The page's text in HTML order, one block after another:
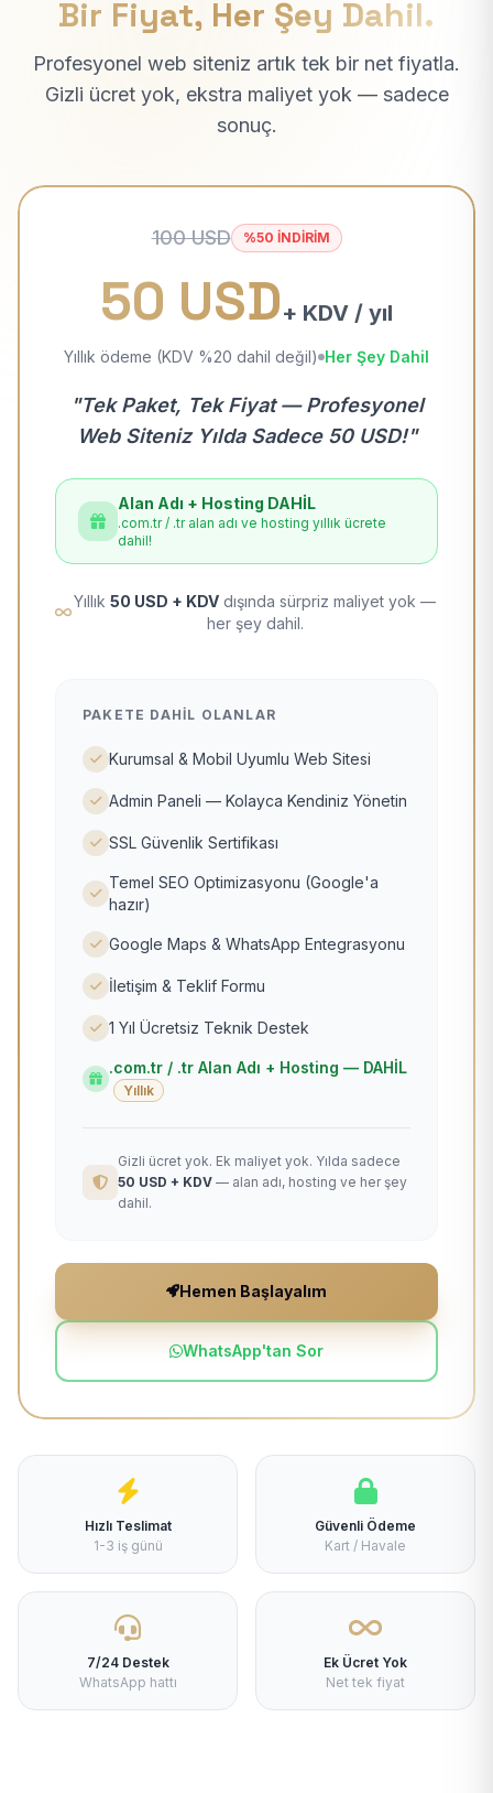
Bir Fiyat, Her Şey Dahil.
Profesyonel web siteniz artık tek bir net fiyatla.
Gizli ücret yok, ekstra maliyet yok — sadece
sonuç.
100 USD %50 İNDİRİM
50 USD+ KDV / yıl
Yıllık ödeme (KDV %20 dahil değil) Her Şey Dahil
"Tek Paket, Tek Fiyat — Profesyonel
Web Siteniz Yılda Sadece 50 USD!"
Alan Adı + Hosting DAHİL
.com.tr / .tr alan adı ve hosting yıllık ücrete
dahil!
Yıllık 50 USD + KDV dışında sürpriz maliyet yok —
her şey dahil.
PAKETE DAHIL OLANLAR
Kurumsal & Mobil Uyumlu Web Sitesi
Admin Paneli — Kolayca Kendiniz Yönetin
SSL Güvenlik Sertifikası
Temel SEO Optimizasyonu (Google'a
hazır)
Google Maps & WhatsApp Entegrasyonu
İletişim & Teklif Formu
1 Yıl Ücretsiz Teknik Destek
.com.tr / .tr Alan Adı + Hosting — DAHİL
Yıllık
Gizli ücret yok. Ek maliyet yok. Yılda sadece
50 USD + KDV — alan adı, hosting ve her şey
dahil.
Hemen Başlayalım
WhatsApp'tan Sor
Hızlı Teslimat
1-3 iş günü
Güvenli Ödeme
Kart / Havale
7/24 Destek
WhatsApp hattı
Ek Ücret Yok
Net tek fiyat